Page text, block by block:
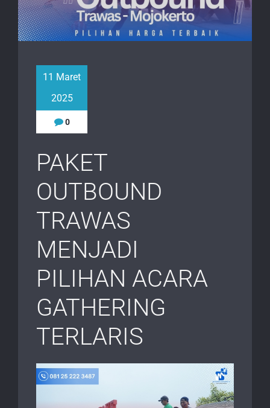
11 Maret
2025
0
PAKET
OUTBOUND
TRAWAS
MENJADI
PILIHAN ACARA
GATHERING
TERLARIS